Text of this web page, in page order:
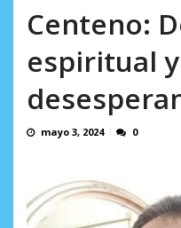
Centeno:
espiritual y
mayo 3, 2024 0